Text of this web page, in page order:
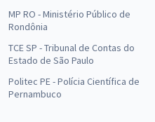
MP RO - Ministério Público de
Rondônia
TCE SP - Tribunal de Contas do
Estado de São Paulo
Politec PE - Polícia Científica de
Pernambuco